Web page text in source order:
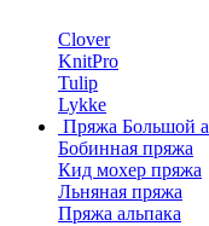
Clover
KnitPro
Tulip
Lykke
Пряжа Большой
Бобинная пряжа
Кид мохер пряжа
Льняная пряжа
Пряжа альпака